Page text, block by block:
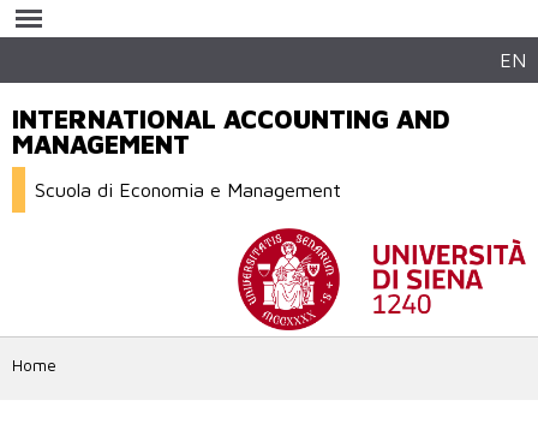
contenuto
EN
INTERNATIONAL ACCOUNTING AND
MANAGEMENT
Scuola di Economia e Management
Home